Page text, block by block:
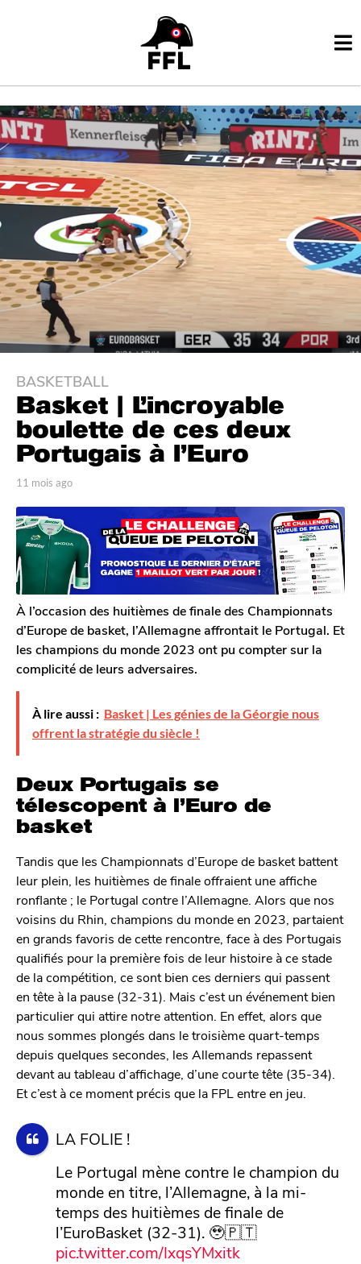
1
1
m
o
i
s
g
o
1
1
m
o
i
s
a
g
BASKETBALL
Basket | L’incroyable
boulette de ces deux
Portugais à l’Euro
p
r
T
o
m
G
a
l
e
r
o
n
11 mois ago
o
i
s
a
g
À l’occasion des huitièmes de finale des Championnats
d’Europe de basket, l’Allemagne affrontait le Portugal. Et
les champions du monde 2023 ont pu compter sur la
complicité de leurs adversaires.
À lire aussi : Basket | Les génies de la Géorgie nous
offrent la stratégie du siècle !
Deux Portugais se
télescopent à l’Euro de
basket
Tandis que les Championnats d’Europe de basket battent
leur plein, les huitièmes de finale offraient une affiche
ronflante ; le Portugal contre l’Allemagne. Alors que nos
voisins du Rhin, champions du monde en 2023, partaient
en grands favoris de cette rencontre, face à des Portugais
qualifiés pour la première fois de leur histoire à ce stade
de la compétition, ce sont bien ces derniers qui passent
en tête à la pause (32-31). Mais c’est un événement bien
particulier qui attire notre attention. En effet, alors que
nous sommes plongés dans le troisième quart-temps
depuis quelques secondes, les Allemands repassent
devant au tableau d’affichage, d’une courte tête (35-34).
Et c’est à ce moment précis que la FPL entre en jeu.
LA FOLIE !
Le Portugal mène contre le champion du
monde en titre, l’Allemagne, à la mi-
temps des huitièmes de finale de
l’EuroBasket (32-31). 🥹🇵🇹
pic.twitter.com/IxqsYMxitk